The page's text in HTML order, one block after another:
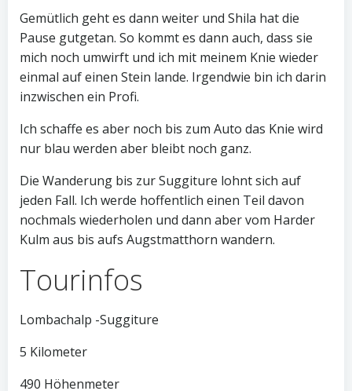
Gemütlich geht es dann weiter und Shila hat die
Pause gutgetan. So kommt es dann auch, dass sie
mich noch umwirft und ich mit meinem Knie wieder
einmal auf einen Stein lande. Irgendwie bin ich darin
inzwischen ein Profi.
Ich schaffe es aber noch bis zum Auto das Knie wird
nur blau werden aber bleibt noch ganz.
Die Wanderung bis zur Suggiture lohnt sich auf
jeden Fall. Ich werde hoffentlich einen Teil davon
nochmals wiederholen und dann aber vom Harder
Kulm aus bis aufs Augstmatthorn wandern.
Tourinfos
Lombachalp -Suggiture
5 Kilometer
490 Höhenmeter